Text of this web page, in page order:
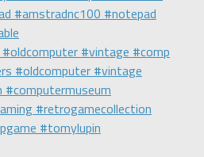
#vintage #comp